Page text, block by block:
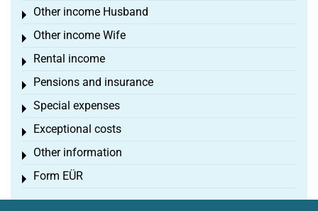
Other income Husband
Toggle menu
Other income Wife
Toggle menu
Rental income
Toggle menu
Pensions and insurance
Toggle menu
Special expenses
Toggle menu
Exceptional costs
Toggle menu
Other information
Toggle menu
Form EÜR
Toggle menu